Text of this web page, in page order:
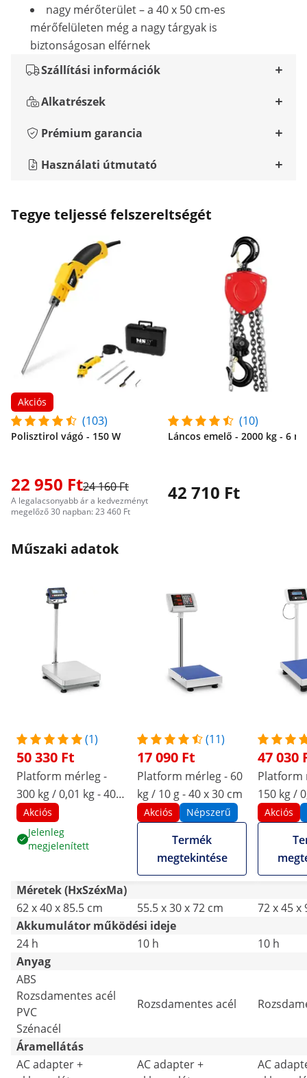
nagy mérőterület – a 40 x 50 cm-es
mérőfelületen még a nagy tárgyak is
biztonságosan elférnek
Szállítási információk
Alkatrészek
Prémium garancia
Használati útmutató
Tegye teljessé felszereltségét
Akciós
(103)
Polisztirol vágó - 150 W
22 950 Ft24 160 Ft
A legalacsonyabb ár a kedvezményt
megelőző 30 napban: 23 460 Ft
(10)
Láncos emelő - 2000 kg - 6 m
42 710 Ft
Műszaki adatok
(1)
50 330 Ft
Platform mérleg -
300 kg / 0,01 kg - 40 x
50 cm - kg / lb - LCD
Akciós
Jelenleg
megjelenített
(11)
17 090 Ft
Platform mérleg - 60
kg / 10 g - 40 x 30 cm
Akciós Népszerű
Termék
megtekintése
47 030
Platform
150 kg /
45 cm -
Akciós
Méretek (HxSzéxMa)
62 x 40 x 85.5 cm
55.5 x 30 x 72 cm
72 x 45 x
Akkumulátor működési ideje
24 h
10 h
10 h
Anyag
ABS
Rozsdamentes acél
PVC
Szénacél
Rozsdamentes acél
Áramellátás
AC adapter +
AC adapter +
AC